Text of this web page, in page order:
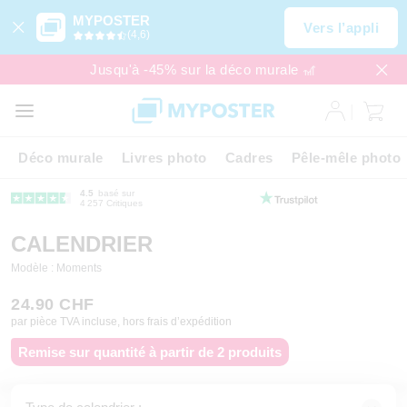
MYPOSTER
(4,6) Vers l’appli
Jusqu'à -45% sur la déco murale 🎢
Déco murale Livres photo Cadres Pêle-mêle photo
4.5
basé sur
4 257 Critiques
CALENDRIER
Modèle : Moments
24.90 CHF
par pièce TVA incluse, hors frais d’expédition
Remise sur quantité à partir de 2 produits